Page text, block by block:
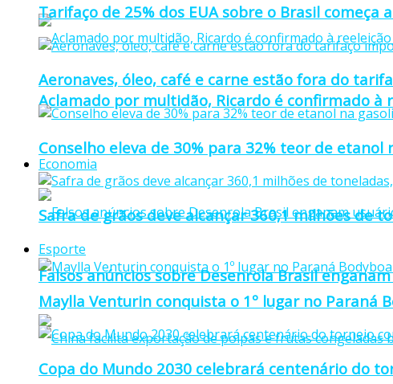
Aclamado por multidão, Ricardo é confirmado à
Economia
Falsos anúncios sobre Desenrola Brasil
Tarifaço de 25% dos EUA sobre o Brasil começa
Aeronaves, óleo, café e carne estão fora do
Conselho eleva de 30% para 32% teor de etanol
Safra de grãos deve alcançar 360,1 milhões de
Esporte
Maylla Venturin conquista o 1º lugar no Paraná
Copa do Mundo 2030 celebrará centenário do